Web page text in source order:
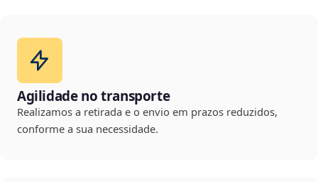
Agilidade no transporte
Realizamos a retirada e o envio em prazos reduzidos,
conforme a sua necessidade.